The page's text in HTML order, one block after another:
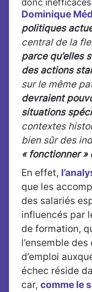
donc inefficaces
Dominique
politiques
central de la
parce qu’elles
des actions
sur le même
devraient
situations
contextes
bien sûr des
« fonctionner
En effet,
que les
des salariés
influencés par
de formation,
l’ensemble
d’emploi
échec réside
car, comme le